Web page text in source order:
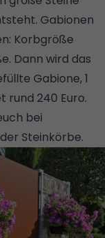
Gabionen
Korbgröße
Dann wird das
Gabione, 1
rund 240 Euro.
bei
Steinkörbe.